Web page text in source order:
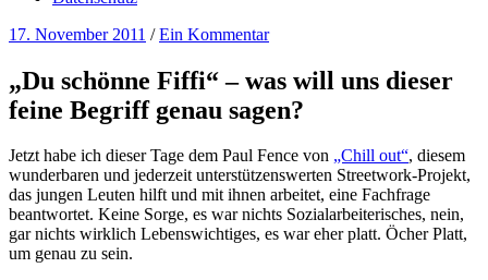
17. November 2011 / Ein Kommentar
„Du schönne Fiffi“ – was will uns dieser
feine Begriff genau sagen?
Jetzt habe ich dieser Tage dem Paul Fence von „Chill out“, diesem
wunderbaren und jederzeit unterstützenswerten Streetwork-Projekt,
das jungen Leuten hilft und mit ihnen arbeitet, eine Fachfrage
beantwortet. Keine Sorge, es war nichts Sozialarbeiterisches, nein,
gar nichts wirklich Lebenswichtiges, es war eher platt. Öcher Platt,
um genau zu sein.